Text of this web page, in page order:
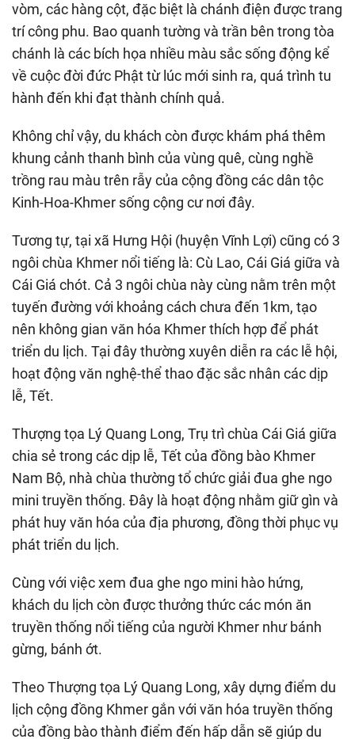
vòm, các hàng cột, đặc biệt là chánh điện được trang
trí công phu. Bao quanh tường và trần bên trong tòa
chánh là các bích họa nhiều màu sắc sống động kể
về cuộc đời đức Phật từ lúc mới sinh ra, quá trình tu
hành đến khi đạt thành chính quả.
Không chỉ vậy, du khách còn được khám phá thêm
khung cảnh thanh bình của vùng quê, cùng nghề
trồng rau màu trên rẫy của cộng đồng các dân tộc
Kinh-Hoa-Khmer sống cộng cư nơi đây.
Tương tự, tại xã Hưng Hội (huyện Vĩnh Lợi) cũng có 3
ngôi chùa Khmer nổi tiếng là: Cù Lao, Cái Giá giữa và
Cái Giá chót. Cả 3 ngôi chùa này cùng nằm trên một
tuyến đường với khoảng cách chưa đến 1km, tạo
nên không gian văn hóa Khmer thích hợp để phát
triển du lịch. Tại đây thường xuyên diễn ra các lễ hội,
hoạt động văn nghệ-thể thao đặc sắc nhân các dịp
lễ, Tết.
Thượng tọa Lý Quang Long, Trụ trì chùa Cái Giá giữa
chia sẻ trong các dịp lễ, Tết của đồng bào Khmer
Nam Bộ, nhà chùa thường tổ chức giải đua ghe ngo
mini truyền thống. Đây là hoạt động nhằm giữ gìn và
phát huy văn hóa của địa phương, đồng thời phục vụ
phát triển du lịch.
Cùng với việc xem đua ghe ngo mini hào hứng,
khách du lịch còn được thưởng thức các món ăn
truyền thống nổi tiếng của người Khmer như bánh
gừng, bánh ớt.
Theo Thượng tọa Lý Quang Long, xây dựng điểm du
lịch cộng đồng Khmer gắn với văn hóa truyền thống
của đồng bào thành điểm đến hấp dẫn sẽ giúp du